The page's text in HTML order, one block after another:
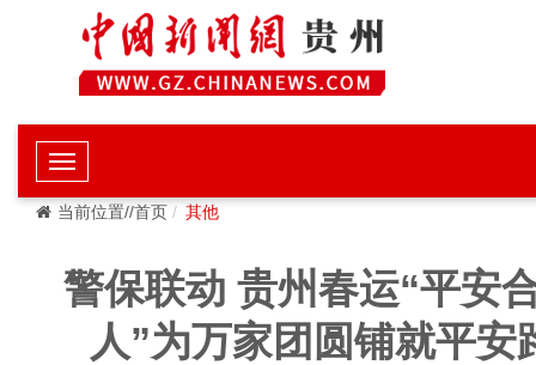
当前位置//首页 其他
警保联动 贵州春运“平安
人”为万家团圆铺就平安